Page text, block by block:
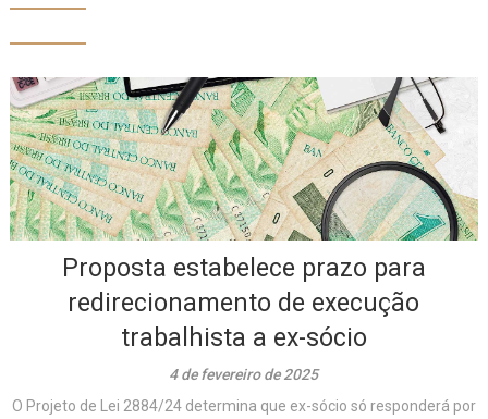
Proposta estabelece prazo para
redirecionamento de execução
trabalhista a ex-sócio
4 de fevereiro de 2025
O Projeto de Lei 2884/24 determina que ex-sócio só responderá por